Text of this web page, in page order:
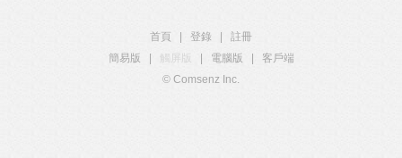
首頁 登錄
註冊
簡易版
觸屏版 電腦版
客戶端
© Comsenz Inc.